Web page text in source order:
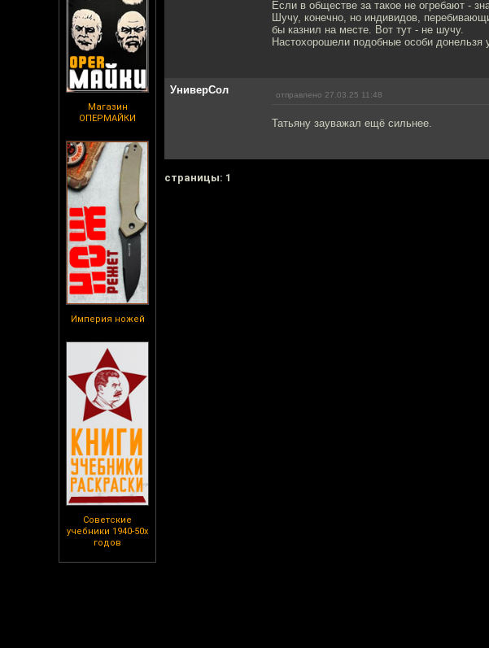
Магазин
ОПЕРМАЙКИ
Империя ножей
Советские
учебники 1940-50х
годов
Если в обществе за такое не огребают -
Шучу, конечно, но индивидов,
бы казнил на месте. Вот тут - не шучу.
Настохорошели подобные особи донельзя
УниверСол отправлено 27.03.25 11:48
Татьяну зауважал ещё сильнее.
cтраницы: 1